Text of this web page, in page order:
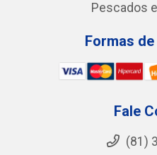
Pescados
Formas
Fale
(81)